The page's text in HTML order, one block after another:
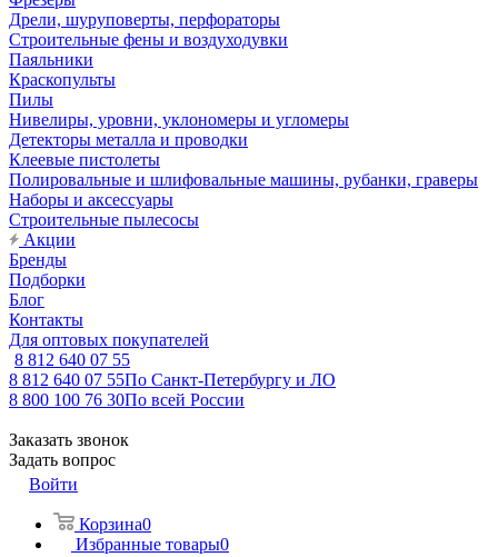
Дрели, шуруповерты, перфораторы
Строительные фены и воздуходувки
Паяльники
Краскопульты
Пилы
Нивелиры, уровни, уклономеры и угломеры
Детекторы металла и проводки
Клеевые пистолеты
Полировальные и шлифовальные машины, рубанки, граверы
Наборы и аксессуары
Строительные пылесосы
Акции
Бренды
Подборки
Блог
Контакты
Для оптовых покупателей
8 812 640 07 55
8 812 640 07 55По Санкт-Петербургу и ЛО
8 800 100 76 30По всей России
Заказать звонок
Задать вопрос
Войти
Корзина0
Избранные товары0